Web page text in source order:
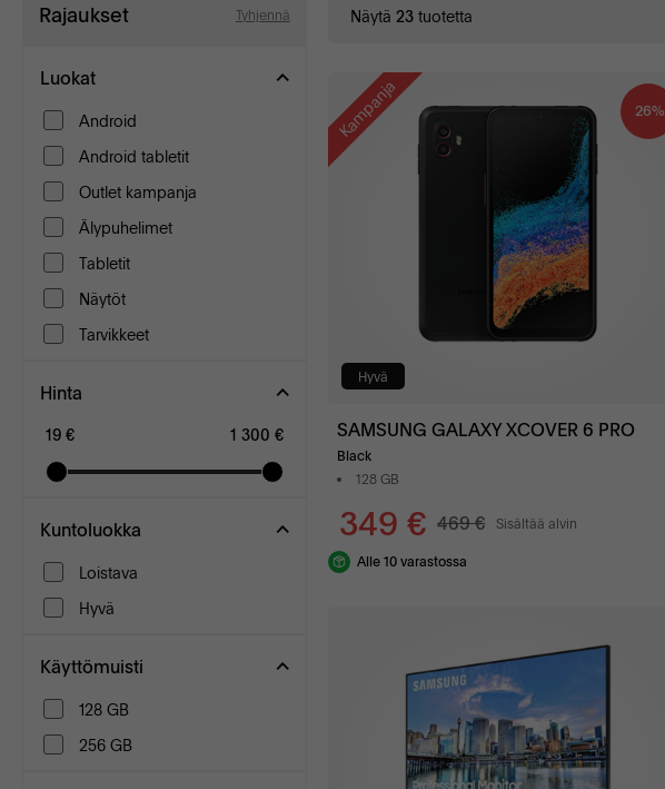
Rajaukset Tyhjennä
Luokat
Android
Android tabletit
Outlet kampanja
Älypuhelimet
Tabletit
Näytöt
Tarvikkeet
Hinta
19 € 1 300 €
Kuntoluokka
Loistava
Hyvä
Käyttömuisti
128 GB
256 GB
Näytä 23 tuotetta
Kampanja 26%
Hyvä
SAMSUNG GALAXY XCOVER 6 PRO
Black
128 GB
349 € 469 € Sisältää alvin
Alle 10 varastossa